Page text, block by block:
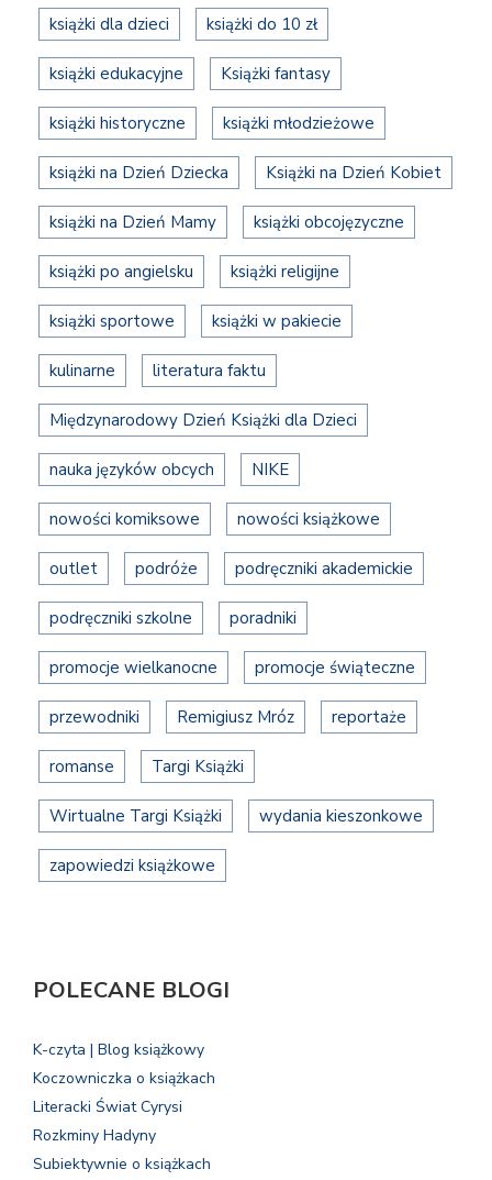
książki dla dzieci książki do 10 zł
książki edukacyjne Książki fantasy
książki historyczne książki młodzieżowe
książki na Dzień Dziecka Książki na Dzień Kobiet
książki na Dzień Mamy książki obcojęzyczne
książki po angielsku książki religijne
książki sportowe książki w pakiecie
kulinarne literatura faktu
Międzynarodowy Dzień Książki dla Dzieci
nauka języków obcych NIKE
nowości komiksowe nowości książkowe
outlet podróże podręczniki akademickie
podręczniki szkolne poradniki
promocje wielkanocne promocje świąteczne
przewodniki Remigiusz Mróz reportaże
romanse Targi Książki
Wirtualne Targi Książki wydania kieszonkowe
zapowiedzi książkowe
POLECANE BLOGI
K-czyta | Blog książkowy
Koczowniczka o książkach
Literacki Świat Cyrysi
Rozkminy Hadyny
Subiektywnie o książkach